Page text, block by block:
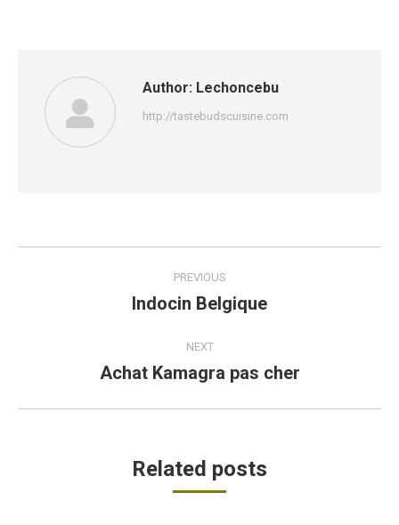
Author: Lechoncebu
http://tastebudscuisine.com
navigation
PREVIOUS
Previous
Indocin Belgique
NEXT
Next
Achat Kamagra pas cher
Related posts